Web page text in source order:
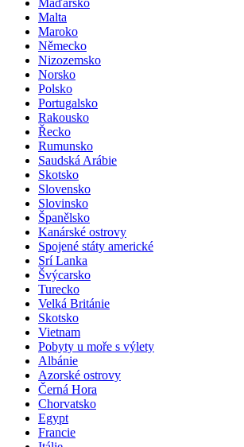
Maďarsko
Malta
Maroko
Německo
Nizozemsko
Norsko
Polsko
Portugalsko
Rakousko
Řecko
Rumunsko
Saudská Arábie
Skotsko
Slovensko
Slovinsko
Španělsko
Kanárské ostrovy
Spojené státy americké
Srí Lanka
Švýcarsko
Turecko
Velká Británie
Skotsko
Vietnam
Pobyty u moře s výlety
Albánie
Azorské ostrovy
Černá Hora
Chorvatsko
Egypt
Francie